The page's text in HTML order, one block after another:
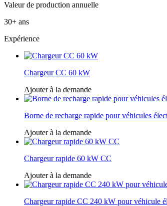
Valeur de production annuelle
30+ ans
Expérience
Chargeur CC 60 kW
Ajouter à la demande
Borne de recharge rapide pour véhicules
Ajouter à la demande
Chargeur rapide 60 kW CC
Ajouter à la demande
Chargeur rapide CC 240 kW pour véhicule